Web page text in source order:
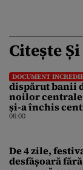
Citește Și
DOCUMENT
dispărut banii
noilor centrale
și-a închis
în ritm
06:00
De 4 zile,
desfășoară